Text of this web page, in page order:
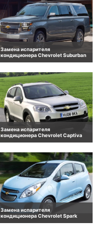
Замена испарителя
кондиционера Chevrolet Suburban
Замена испарителя
кондиционера Chevrolet Captiva
Замена испарителя
кондиционера Chevrolet Spark